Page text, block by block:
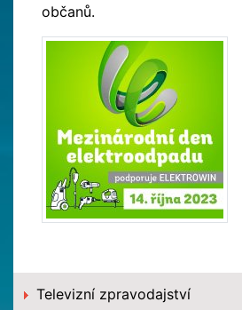
občanů.
Televizní zpravodajství